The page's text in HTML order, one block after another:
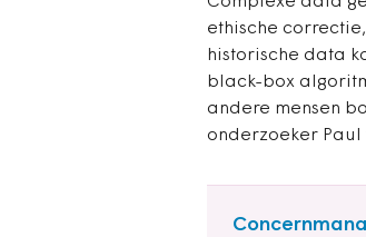
ethische
historische data
black-box
andere mensen
onderzoeker Paul